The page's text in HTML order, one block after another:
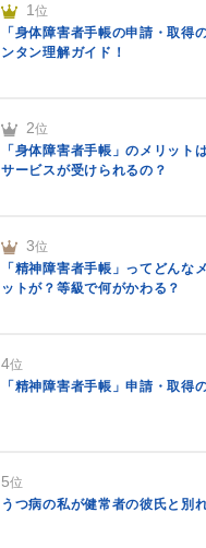
1位
「身体障害者手帳の申請・取得
ンタン理解ガイド！
2位
「身体障害者手帳」のメリット
サービスが受けられるの？
3位
「精神障害者手帳」ってどんな
ットが？等級で何がかわる？
4位
「精神障害者手帳」申請・取得
5位
うつ病の私が健常者の彼氏と別